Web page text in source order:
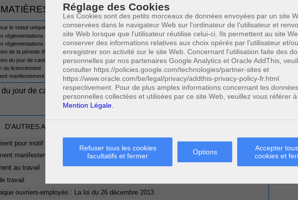
Réglage des Cookies
Les Cookies sont des petits morceaux de données envoyées par un site
conservées dans le navigateur Web sur l'ordinateur de l'utilisateur et
site Web lorsque que l'utilisateur réutilise celui-ci. Ils permettent au site
conserver des informations relatives aux choix opérés par l'utilisateur et/
enregistrer son activité sur le site Web. Concernant l'utilisation faite des
personnelles par nos partenaires Google Analytics et Oracle AddThis,
consulter https://policies.google.com/technologies/partner-sites et
https://www.oracle.com/be/legal/privacy/addthis-privacy-policy-fr.html
respectivement. Pour de plus amples informations concernant les données
personnelles collectées et utilisées par ce site Web, veuillez vous référer
Mention Légale.
Refuser tous les cookies
facultatifs et fermer
Options
Accepter
cookies et
le statut unique ouvriers - employés
règlementations : La rupture unilatérale du contrat de travail à durée indéterminée
règlementations : la rupture unilatérale du contrat de travail à durée déterminée
de la période d'essai
du jour de carence
du licenciement
manifestement déraisonnable
du jour de carence(5/7) Cette page a été vue0 fois
0
D'AUTRES ARTICLES SUSCEPTIBLES DE VOUS INTERESSER:
pour motif grave
manifestement déraisonnable et la motivation du licenciement
au travail
travail
ouvriers-employés : La loi du 26 décembre 2013
*